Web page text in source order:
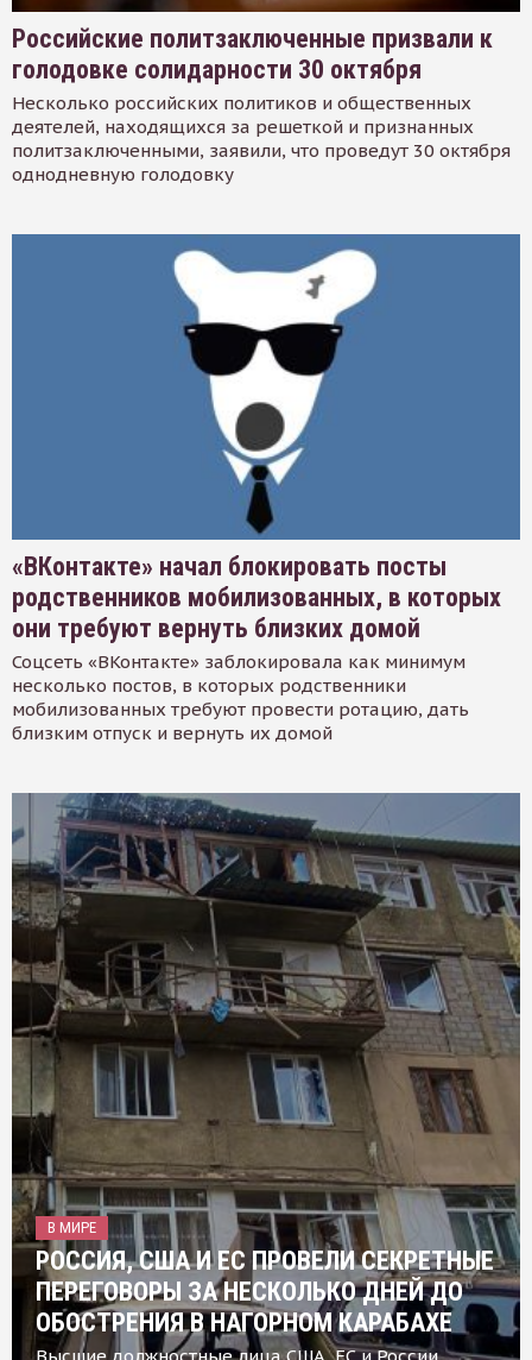
Российские политзаключенные призвали к
голодовке солидарности 30 октября
Несколько российских политиков и общественных
деятелей, находящихся за решеткой и признанных
политзаключенными, заявили, что проведут 30 октября
однодневную голодовку
«ВКонтакте» начал блокировать посты
родственников мобилизованных, в которых
они требуют вернуть близких домой
Соцсеть «ВКонтакте» заблокировала как минимум
несколько постов, в которых родственники
мобилизованных требуют провести ротацию, дать
близким отпуск и вернуть их домой
В МИРЕ
РОССИЯ, США И ЕС ПРОВЕЛИ СЕКРЕТНЫЕ
ПЕРЕГОВОРЫ ЗА НЕСКОЛЬКО ДНЕЙ ДО
ОБОСТРЕНИЯ В НАГОРНОМ КАРАБАХЕ
Высшие должностные лица США, ЕС и России